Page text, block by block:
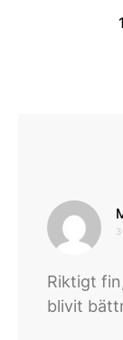
Riktigt
blivit